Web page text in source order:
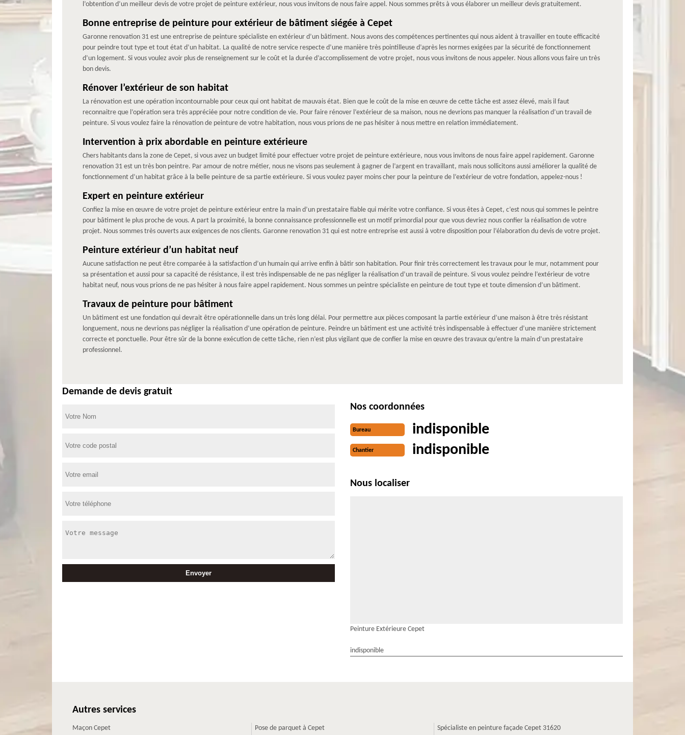
l’obtention d’un meilleur devis de votre projet de peinture extérieur, nous vous invitons de nous faire appel. Nous sommes prêts à vous élaborer un meilleur devis gratuitement.
Bonne entreprise de peinture pour extérieur de bâtiment siégée à Cepet
Garonne renovation 31 est une entreprise de peinture spécialiste en extérieur d’un bâtiment. Nous avons des compétences pertinentes qui nous aident à travailler en toute efficacité
pour peindre tout type et tout état d’un habitat. La qualité de notre service respecte d’une manière très pointilleuse d’après les normes exigées par la sécurité de fonctionnement
d’un logement. Si vous voulez avoir plus de renseignement sur le coût et la durée d’accomplissement de votre projet, nous vous invitons de nous appeler. Nous allons vous faire un très
bon devis.
Rénover l’extérieur de son habitat
La rénovation est une opération incontournable pour ceux qui ont habitat de mauvais état. Bien que le coût de la mise en œuvre de cette tâche est assez élevé, mais il faut
reconnaitre que l’opération sera très appréciée pour notre condition de vie. Pour faire rénover l’extérieur de sa maison, nous ne devrions pas manquer la réalisation d’un travail de
peinture. Si vous voulez faire la rénovation de peinture de votre habitation, nous vous prions de ne pas hésiter à nous mettre en relation immédiatement.
Intervention à prix abordable en peinture extérieure
Chers habitants dans la zone de Cepet, si vous avez un budget limité pour effectuer votre projet de peinture extérieure, nous vous invitons de nous faire appel rapidement. Garonne
renovation 31 est un très bon peintre. Par amour de notre métier, nous ne visons pas seulement à gagner de l’argent en travaillant, mais nous sollicitons aussi améliorer la qualité de
fonctionnement d’un habitat grâce à la belle peinture de sa partie extérieure. Si vous voulez payer moins cher pour la peinture de l’extérieur de votre fondation, appelez-nous !
Expert en peinture extérieur
Confiez la mise en œuvre de votre projet de peinture extérieur entre la main d’un prestataire fiable qui mérite votre confiance. Si vous êtes à Cepet, c’est nous qui sommes le peintre
pour bâtiment le plus proche de vous. A part la proximité, la bonne connaissance professionnelle est un motif primordial pour que vous devriez nous confier la réalisation de votre
projet. Nous sommes très ouverts aux exigences de nos clients. Garonne renovation 31 qui est notre entreprise est aussi à votre disposition pour l’élaboration du devis de votre projet.
Peinture extérieur d’un habitat neuf
Aucune satisfaction ne peut être comparée à la satisfaction d’un humain qui arrive enfin à bâtir son habitation. Pour finir très correctement les travaux pour le mur, notamment pour
sa présentation et aussi pour sa capacité de résistance, il est très indispensable de ne pas négliger la réalisation d’un travail de peinture. Si vous voulez peindre l’extérieur de votre
habitat neuf, nous vous prions de ne pas hésiter à nous faire appel rapidement. Nous sommes un peintre spécialiste en peinture de tout type et toute dimension d’un bâtiment.
Travaux de peinture pour bâtiment
Un bâtiment est une fondation qui devrait être opérationnelle dans un très long délai. Pour permettre aux pièces composant la partie extérieur d’une maison à être très résistant
longuement, nous ne devrions pas négliger la réalisation d’une opération de peinture. Peindre un bâtiment est une activité très indispensable à effectuer d’une manière strictement
correcte et ponctuelle. Pour être sûr de la bonne exécution de cette tâche, rien n’est plus vigilant que de confier la mise en œuvre des travaux qu’entre la main d’un prestataire
professionnel.
Demande de devis gratuit
Nos coordonnées
Bureau indisponible
Chantier indisponible
Nous localiser
Peinture Extérieure Cepet
indisponible
Autres services
Maçon Cepet Pose de parquet à Cepet Spécialiste en peinture façade Cepet 31620